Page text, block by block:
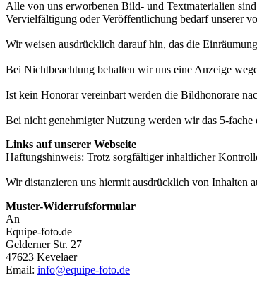
Alle von uns erworbenen Bild- und Textmaterialien
Vervielfältigung oder Veröffentlichung bedarf unserer
Wir weisen ausdrücklich darauf hin, das die
Bei Nichtbeachtung behalten wir uns eine Anzeige
Ist kein Honorar vereinbart werden die Bildhonorare
Bei nicht genehmigter Nutzung werden wir das 5-fache
Links auf unserer Webseite
Haftungshinweis: Trotz sorgfältiger inhaltlicher
Wir distanzieren uns hiermit ausdrücklich von Inhalten
Muster-Widerrufsformular
An
Equipe-foto.de
Gelderner Str. 27
47623 Kevelaer
Email: info@equipe-foto.de